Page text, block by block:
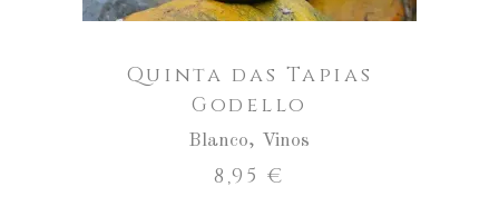
Quinta das Tapias
Godello
Blanco, Vinos
8,95€